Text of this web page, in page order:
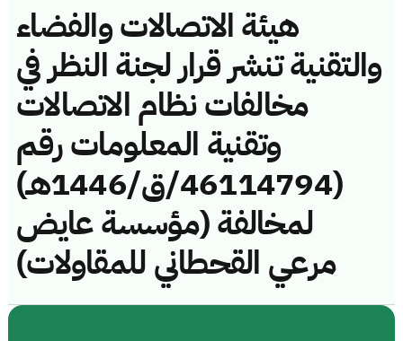
هيئة الاتصالات والفضاء
والتقنية تنشر قرار لجنة النظر في
مخالفات نظام الاتصالات
وتقنية المعلومات رقم
(46114794/ق/1446هـ)
لمخالفة (مؤسسة عايض
مرعي القحطاني للمقاولات)